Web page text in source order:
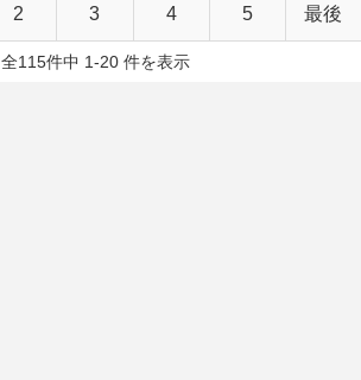
2 3 4 5 最後
全115件中 1-20 件を表示